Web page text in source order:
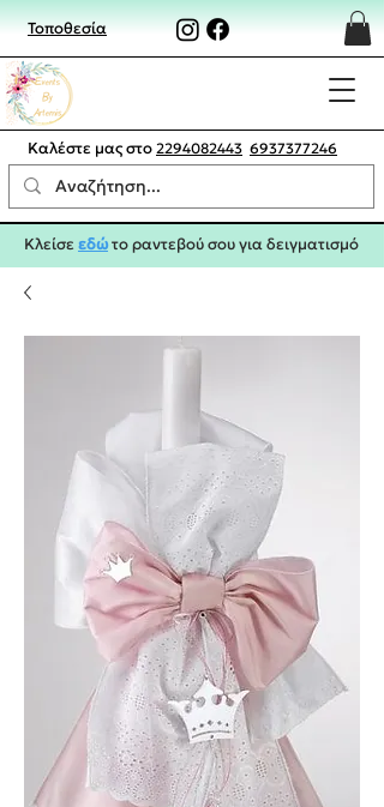
Τοποθεσία
Καλέστε μας στο 2294082443 6937377246
Κλείσεεδώτο ραντεβού σου για δειγματισμό